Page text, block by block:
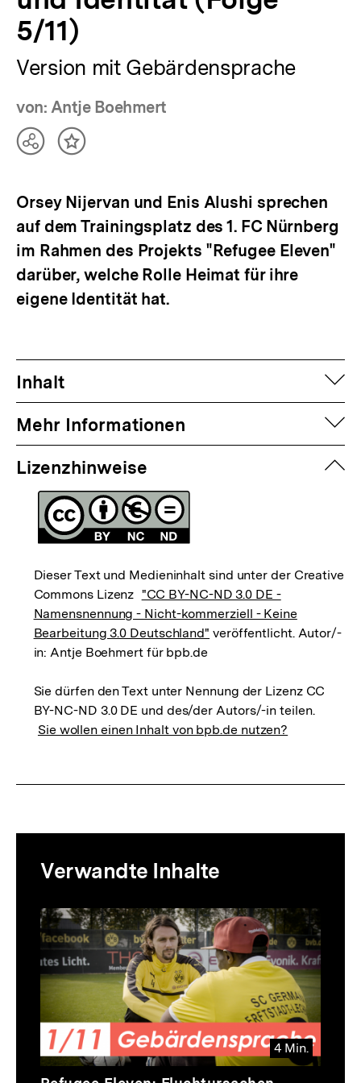
5/11)
Version mit Gebärdensprache
von: Antje Boehmert
TeilenInhalt
Orsey Nijervan und Enis Alushi sprechen
auf dem Trainingsplatz des 1. FC Nürnberg
im Rahmen des Projekts "Refugee Eleven"
darüber, welche Rolle Heimat für ihre
eigene Identität hat.
Inhalt
Mehr Informationen
Lizenzhinweise
Dieser Text und Medieninhalt sind unter der Creative
Commons Lizenz "CC BY-NC-ND 3.0 DE -
Namensnennung - Nicht-kommerziell - Keine
Bearbeitung 3.0 Deutschland" veröffentlicht. Autor/-
in: Antje Boehmert für bpb.de
Sie dürfen den Text unter Nennung der Lizenz CC
BY-NC-ND 3.0 DE und des/der Autors/-in teilen.
Sie wollen einen Inhalt von bpb.de nutzen?
zur
Thematik
Verwandte Inhalte
Inhaltskarussell
überspringen
4 Min.